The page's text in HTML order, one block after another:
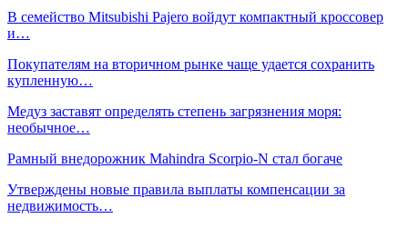
В семейство Mitsubishi Pajero войдут компактный кроссовер
и…
Покупателям на вторичном рынке чаще удается сохранить
купленную…
Медуз заставят определять степень загрязнения моря:
необычное…
Рамный внедорожник Mahindra Scorpio-N стал богаче
Утверждены новые правила выплаты компенсации за
недвижимость…